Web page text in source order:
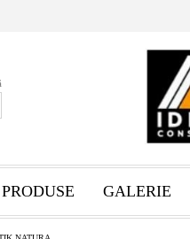
PRODUSE GALERIE